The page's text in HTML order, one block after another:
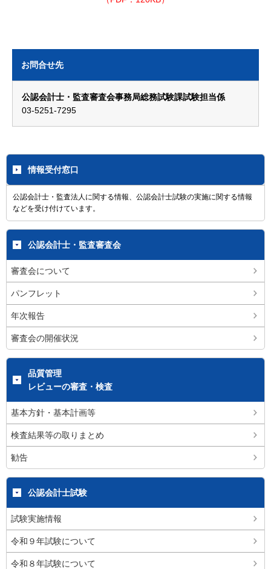
お問合せ先
公認会計士・監査審査会事務局総務試験課試験担当係
03-5251-7295
情報受付窓口
公認会計士・監査法人に関する情報、公認会計士試験の実施に関する情報
などを受け付けています。
公認会計士・監査審査会
審査会について
パンフレット
年次報告
審査会の開催状況
品質管理
レビューの審査・検査
基本方針・基本計画等
検査結果等の取りまとめ
勧告
公認会計士試験
試験実施情報
令和９年試験について
令和８年試験について